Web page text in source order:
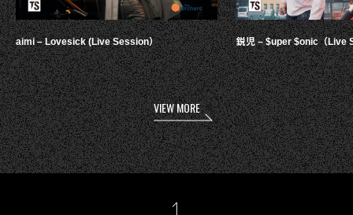
aimi – Lovesick (Live Session） 鋭児 – $uper $onic（Live
VIEW MORE